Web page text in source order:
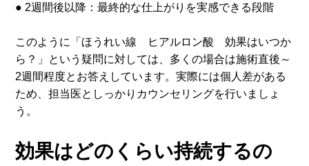
● 2週間後以降：最終的な仕上がりを実感できる段階
このように「ほうれい線 ヒアルロン酸 効果はいつか
ら？」という疑問に対しては、多くの場合は施術直後～
2週間程度とお答えしています。実際には個人差がある
ため、担当医としっかりカウンセリングを行いましょ
う。
効果はどのくらい持続するの